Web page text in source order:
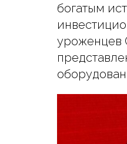
богатым
уроженцев